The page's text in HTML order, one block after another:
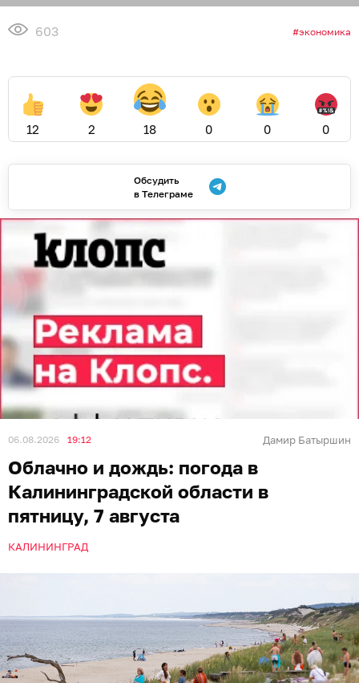
603 экономика
12 2 18 0 0 0
Обсудить
в Телеграме
06.08.2026 19:12 Дамир Батыршин
Облачно и дождь: погода в
Калининградской области в
пятницу, 7 августа
КАЛИНИНГРАД